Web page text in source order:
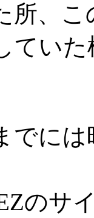
所、
ていた
でに
のサ